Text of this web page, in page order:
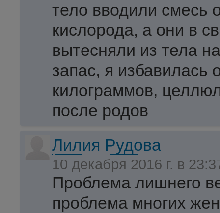
тело вводили смесь
кислорода, а они в
вытесняли из тела
запас, я избавилась
килограммов,
после родов
Лилия Рудова
10 декабря 2016 г. в
Проблема лишнего
проблема многих